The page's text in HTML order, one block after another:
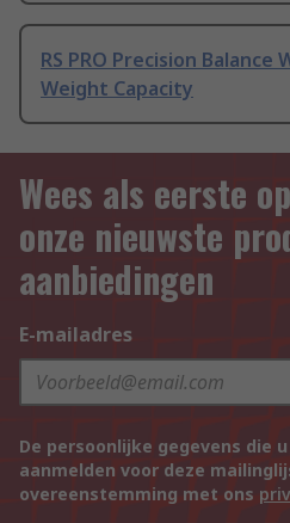
RS PRO Precision Balance
Weight Capacity
Wees als eerste
onze nieuwste
aanbiedingen
E-mailadres
De persoonlijke gegevens die
aanmelden voor deze
overeenstemming met ons